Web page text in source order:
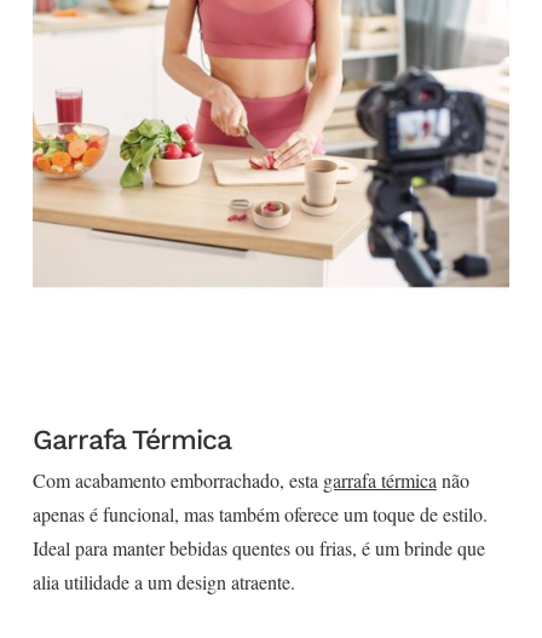
Garrafa Térmica
Com acabamento emborrachado, esta garrafa térmicanão
apenas é funcional, mas também oferece um toque de estilo.
Ideal para manter bebidas quentes ou frias, é um brinde que
alia utilidade a um design atraente.